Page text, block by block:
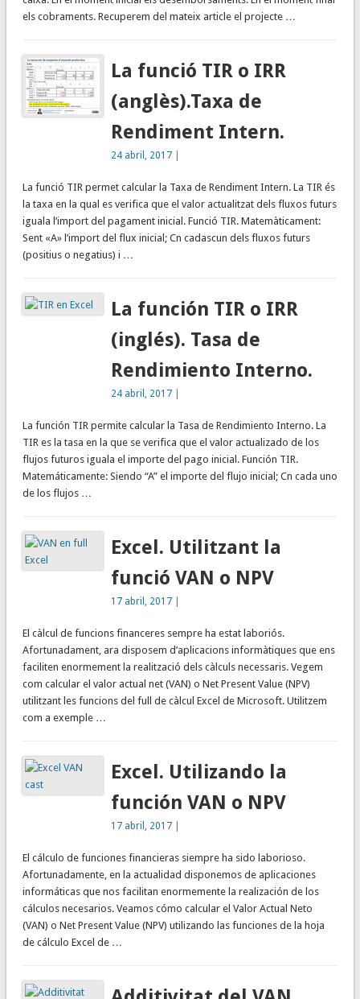
els cobraments. Recuperem del mateix article el projecte …
La funció TIR o IRR
(anglès).Taxa de
Rendiment Intern.
24 abril, 2017
La funció TIR permet calcular la Taxa de Rendiment Intern. La TIR és
la taxa en la qual es verifica que el valor actualitzat dels fluxos futurs
iguala l’import del pagament inicial. Funció TIR. Matemàticament:
Sent «A» l’import del flux inicial; Cn cadascun dels fluxos futurs
(positius o negatius) i …
La función TIR o IRR
(inglés). Tasa de
Rendimiento Interno.
24 abril, 2017
La función TIR permite calcular la Tasa de Rendimiento Interno. La
TIR es la tasa en la que se verifica que el valor actualizado de los
flujos futuros iguala el importe del pago inicial. Función TIR.
Matemáticamente: Siendo “A” el importe del flujo inicial; Cn cada uno
de los flujos …
Excel. Utilitzant la
funció VAN o NPV
17 abril, 2017
El càlcul de funcions financeres sempre ha estat laboriós.
Afortunadament, ara disposem d’aplicacions informàtiques que ens
faciliten enormement la realització dels càlculs necessaris. Vegem
com calcular el valor actual net (VAN) o Net Present Value (NPV)
utilitzant les funcions del full de càlcul Excel de Microsoft. Utilitzem
com a exemple …
Excel. Utilizando la
función VAN o NPV
17 abril, 2017
El cálculo de funciones financieras siempre ha sido laborioso.
Afortunadamente, en la actualidad disponemos de aplicaciones
informáticas que nos facilitan enormemente la realización de los
cálculos necesarios. Veamos cómo calcular el Valor Actual Neto
(VAN) o Net Present Value (NPV) utilizando las funciones de la hoja
de cálculo Excel de …